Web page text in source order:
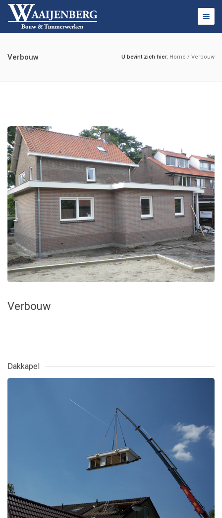
Verbouw U bevint zich hier: Home / Verbouw
Verbouw
Dakkapel